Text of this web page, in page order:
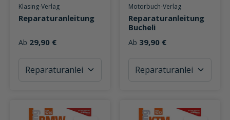
Durchschnittliche Bewertung von 0 von 5 Sternen
Klasing-Verlag
Reparaturanleitung
Ab 29,90 €
Durchschnittliche Bewertung
Motorbuch-Verlag
Reparaturanleitung
Bucheli
Ab 39,90 €